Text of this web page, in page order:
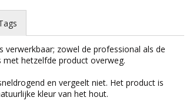
verwerkbaar; zowel de professional als de
hetzelfde product overweg.
en vergeelt niet. Het product is
kleur van het hout.